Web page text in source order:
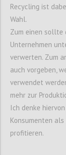
P3
Die
dass der
kann,
schalten
hier auch,
klar
gegeben
Recycling ist
Wahl.
Zum einen sollte
Unternehmen
verwerten. Zum
auch vorgeben,
verwendet
mehr zur
Ich denke
Konsumenten
profitieren.